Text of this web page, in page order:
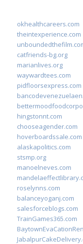
okhealthcareers.com
theintexperience.com
catfriends-bg.org
marianlives.org
waywardtees.com
pidfloorsexpress.com
hingstonnt.com
chooseagender.com
hoverboardssale.com
alaskapolitics.com
stsmp.org
manoelneves.com
roselynns.com
balanceyoganj.com
salesforceblogs.com
TrainGames365.com